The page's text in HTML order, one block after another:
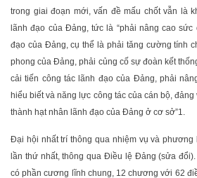
trong giai đoạn mới, vấn đề mấu chốt vẫn là
lãnh đạo của Đảng, tức là “phải nâng cao
đạo của Đảng, cụ thể là phải tăng cường tính
phong của Đảng, phải củng cố sự đoàn kết
cải tiến công tác lãnh đạo của Đảng, phải
hiểu biết và năng lực công tác của cán bộ,
thành hạt nhân lãnh đạo của Đảng ở cơ sở”1.
Đại hội nhất trí thông qua nhiệm vụ và
lần thứ nhất, thông qua Điều lệ Đảng (sửa
có phần cương lĩnh chung, 12 chương với 62